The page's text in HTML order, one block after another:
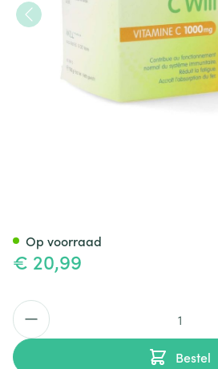
€ 20,99
Aantal
Bestel
Op voorraad